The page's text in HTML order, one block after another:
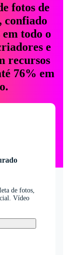
fotos de
confiado
todo o
e
recursos
76% em
de fotos,
Vídeo